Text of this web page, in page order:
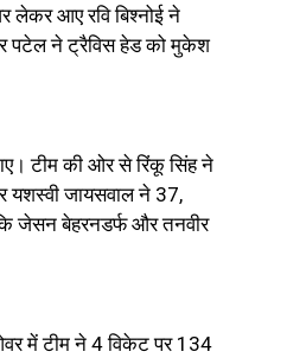
लेकर आए रवि बिश्नोई ने
पटेल ने ट्रैविस हेड को मुकेश
टीम की ओर से रिंकू सिंह ने
यशस्वी जायसवाल ने 37,
जेसन बेहरनडर्फ और तनवीर
में टीम ने 4 विकेट पर 134